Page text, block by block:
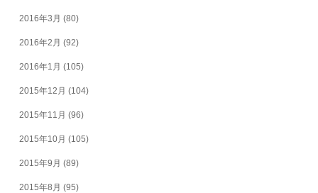
2016年3月 (80)
2016年2月 (92)
2016年1月 (105)
2015年12月 (104)
2015年11月 (96)
2015年10月 (105)
2015年9月 (89)
2015年8月 (95)